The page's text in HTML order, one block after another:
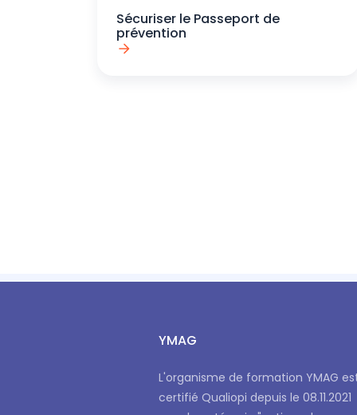
Sécuriser le Passeport de
prévention
YMAG
L'organisme de formation YMAG
certifié Qualiopi depuis le 08.11.2021